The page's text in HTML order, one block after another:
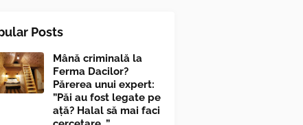
Posts
Mână criminală la
Ferma Dacilor?
Părerea unui expert:
”Păi au fost legate pe
ață? Halal să mai faci